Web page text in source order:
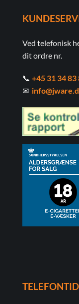
Ved telefonisk
dit ordre nr.
📞 +45 31 34 83
✉